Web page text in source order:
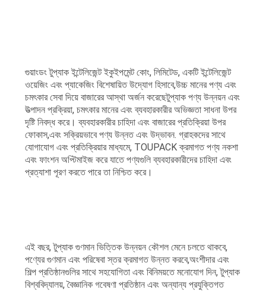
গুয়াংডং টুপ্যাক ইন্টেলিজেন্ট ইকুইপমেন্ট কোং, লিমিটেড, একটি ইন্টেলিজেন্ট
ওয়েজিং এবং প্যাকেজিং বিশেষায়িত উদ্যোগ হিসাবে,উচ্চ মানের পণ্য এবং
চমৎকার সেবা দিয়ে বাজারের আস্থা অর্জন করেছেটুপ্যাক পণ্য উন্নয়ন এবং
উত্পাদন প্রক্রিয়া, চমৎকার মানের এবং ব্যবহারকারীর অভিজ্ঞতা সাধনা উপর
দৃষ্টি নিবদ্ধ করে। ব্যবহারকারীর চাহিদা এবং বাজারের প্রতিক্রিয়া উপর
ফোকাস,এবং সক্রিয়ভাবে পণ্য উন্নত এবং উদ্ভাবন. গ্রাহকদের সাথে
যোগাযোগ এবং প্রতিক্রিয়ার মাধ্যমে, TOUPACK ক্রমাগত পণ্য নকশা
এবং ফাংশন অপ্টিমাইজ করে যাতে পণ্যগুলি ব্যবহারকারীদের চাহিদা এবং
প্রত্যাশা পূরণ করতে পারে তা নিশ্চিত করে।
এই বছর, টুপ্যাক গুণমান ভিত্তিক উন্নয়ন কৌশল মেনে চলতে থাকবে,
পণ্যের গুণমান এবং পরিষেবা স্তর ক্রমাগত উন্নত করবে,অংশীদার এবং
শিল্প প্রতিষ্ঠানগুলির সাথে সহযোগিতা এবং বিনিময়তে মনোযোগ দিন, টুপ্যাক
বিশ্ববিদ্যালয়, বৈজ্ঞানিক গবেষণা প্রতিষ্ঠান এবং অন্যান্য প্রযুক্তিগত